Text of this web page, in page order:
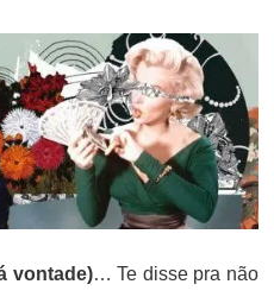
vontade)… Te disse pra não